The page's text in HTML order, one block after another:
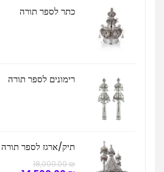
כתר לספר תורה
רימונים לספר תורה
תיק/ארגז לספר
18,000.00₪